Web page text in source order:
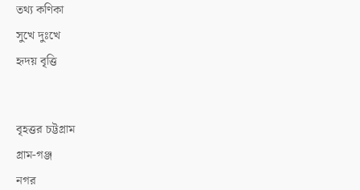
তথ্য কণিকা
সুখে দুঃখে
হৃদয় বৃত্তি
বৃহত্তর চট্টগ্রাম
গ্রাম-গঞ্জ
নগর